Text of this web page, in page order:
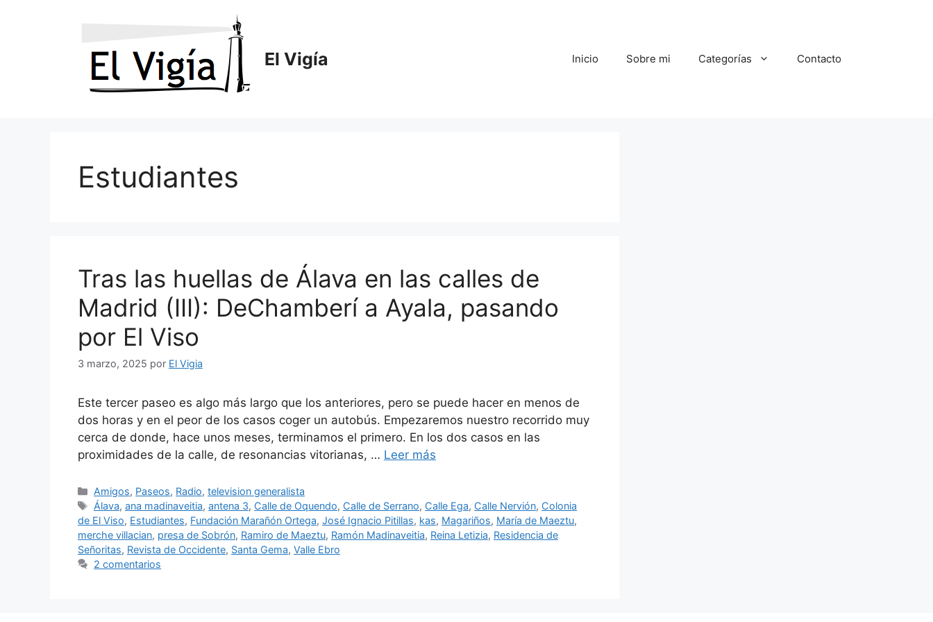
El Vigía Inicio Sobre mi Categorías Contacto
Estudiantes
Tras las huellas de Álava en las calles de
Madrid (III): DeChamberí a Ayala, pasando
por El Viso
3 marzo, 2025 por El Vigia
Este tercer paseo es algo más largo que los anteriores, pero se puede hacer en menos de
dos horas y en el peor de los casos coger un autobús. Empezaremos nuestro recorrido muy
cerca de donde, hace unos meses, terminamos el primero. En los dos casos en las
proximidades de la calle, de resonancias vitorianas, … Leer más
Categorías
Amigos, Paseos, Radio,television generalista
Etiquetas
Álava,ana madinaveitia,antena 3, Calle de Oquendo, Calle de Serrano, Calle Ega, Calle Nervión, Colonia
de El Viso, Estudiantes, Fundación Marañón Ortega, José Ignacio Pitillas, kas, Magariños, María de Maeztu,
merche villacian, presa de Sobrón, Ramiro de Maeztu, Ramón Madinaveitia, Reina Letizia, Residencia de
Señoritas, Revista de Occidente, Santa Gema, Valle Ebro
2 comentarios